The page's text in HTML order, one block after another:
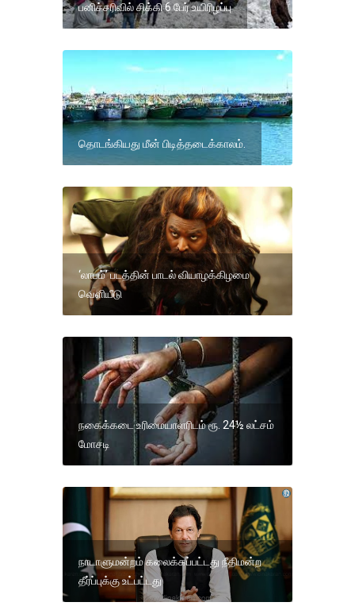
பனிச்சரிவில் சிக்கி 6 பேர் உயிரிழப்பு
தொடங்கியது மீன் பிடித்தடைக்காலம்.
‘லாபம்’ படத்தின் பாடல் வியாழக்கிழமை
வெளியீடு
நகைக்கடை உரிமையாளரிடம் ரூ. 24½ லட்சம்
மோசடி
நாடாளுமன்றம் கலைக்கப்பட்டது நீதிமன்ற
தீர்ப்புக்கு உட்பட்டது